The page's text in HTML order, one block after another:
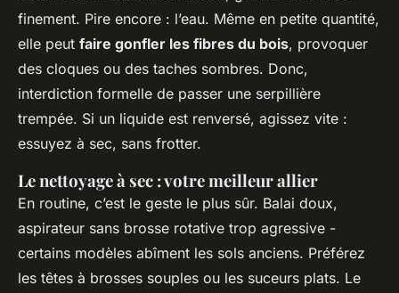
finement. Pire encore : l’eau. Même en petite quantité,
elle peut faire gonfler les fibres du bois, provoquer
des cloques ou des taches sombres. Donc,
interdiction formelle de passer une serpillière
trempée. Si un liquide est renversé, agissez vite :
essuyez à sec, sans frotter.
Le nettoyage à sec : votre meilleur allier
En routine, c’est le geste le plus sûr. Balai doux,
aspirateur sans brosse rotative trop agressive -
certains modèles abîment les sols anciens. Préférez
les têtes à brosses souples ou les suceurs plats. Le